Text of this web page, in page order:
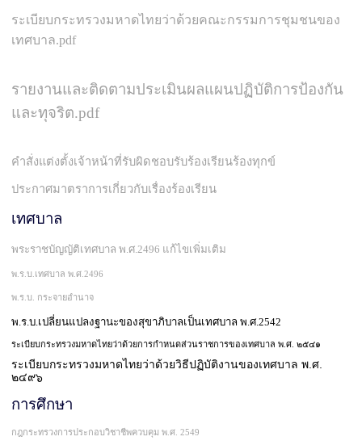
ระเบียบกระทรวงมหาดไทยว่าด้วยคณะกรรมการชุมชนของ
เทศบาล.pdf
รายงานและติดตามประเมินผลแผนปฏิบัติการป้องกัน
และทุจริต.pdf
คำสั่งแต่งตั้งเจ้าหน้าที่รับผิดชอบรับร้องเรียนร้องทุกข์
ประกาศมาตราการเกี่ยวกับเรื่องร้องเรียน
เทศบาล
พระราชบัญญัติเทศบาล พ.ศ.2496 แก้ไขเพิ่มเติม
พ.ร.บ.เทศบาล พ.ศ.2496
พ.ร.บ. กระจายอำนาจ
พ.ร.บ.เปลี่ยนแปลงฐานะของสุขาภิบาลเป็นเทศบาล พ.ศ.2542
ระเบียบกระทรวงมหาดไทยว่าด้วยการกำหนดส่วนราชการของเทศบาล พ.ศ. ๒๕๔๑
ระเบียบกระทรวงมหาดไทยว่าด้วยวิธีปฏิบัติงานของเทศบาล พ.ศ.
๒๔๙๖
การศึกษา
กฎกระทรวงการประกอบวิชาชีพควบคุม พ.ศ. 2549